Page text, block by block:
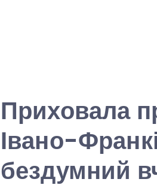
Приховала
Івано-
бездумний